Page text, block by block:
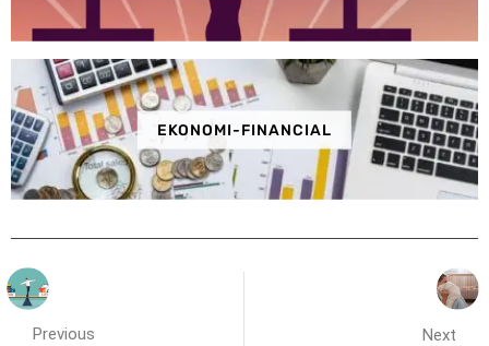
EKONOMI-FINANCIAL
Previous Next